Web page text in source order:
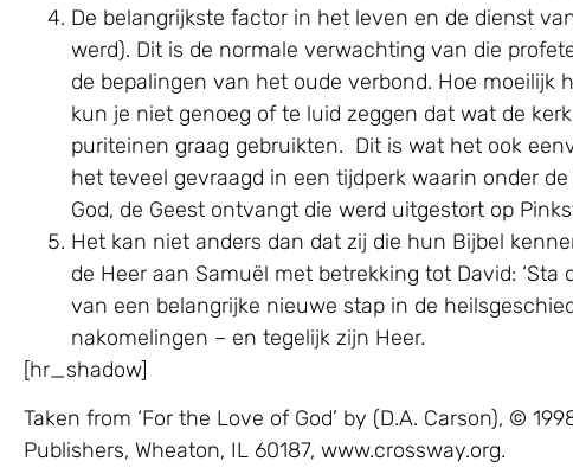
De belangrijkste factor in het leven en de dienst
werd). Dit is de normale verwachting van die
de bepalingen van het oude verbond. Hoe moeilijk
kun je niet genoeg of te luid zeggen dat wat de
puriteinen graag gebruikten. Dit is wat het ook
het teveel gevraagd in een tijdperk waarin onder
God, de Geest ontvangt die werd uitgestort op
Het kan niet anders dan dat zij die hun Bijbel
de Heer aan Samuël met betrekking tot David:
van een belangrijke nieuwe stap in de
nakomelingen – en tegelijk zijn Heer.
[hr_shadow]
Taken from ‘For the Love of God’ by (D.A. Carson), ©
Publishers, Wheaton, IL 60187, www.crossway.org.